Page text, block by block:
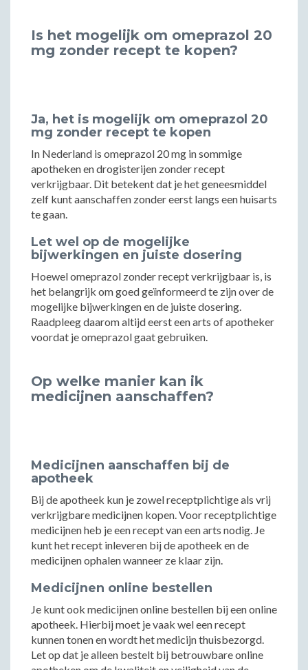
Is het mogelijk om omeprazol 20
mg zonder recept te kopen?
Ja, het is mogelijk om omeprazol 20
mg zonder recept te kopen
In Nederland is omeprazol 20 mg in sommige
apotheken en drogisterijen zonder recept
verkrijgbaar. Dit betekent dat je het geneesmiddel
zelf kunt aanschaffen zonder eerst langs een huisarts
te gaan.
Let wel op de mogelijke
bijwerkingen en juiste dosering
Hoewel omeprazol zonder recept verkrijgbaar is, is
het belangrijk om goed geïnformeerd te zijn over de
mogelijke bijwerkingen en de juiste dosering.
Raadpleeg daarom altijd eerst een arts of apotheker
voordat je omeprazol gaat gebruiken.
Op welke manier kan ik
medicijnen aanschaffen?
Medicijnen aanschaffen bij de
apotheek
Bij de apotheek kun je zowel receptplichtige als vrij
verkrijgbare medicijnen kopen. Voor receptplichtige
medicijnen heb je een recept van een arts nodig. Je
kunt het recept inleveren bij de apotheek en de
medicijnen ophalen wanneer ze klaar zijn.
Medicijnen online bestellen
Je kunt ook medicijnen online bestellen bij een online
apotheek. Hierbij moet je vaak wel een recept
kunnen tonen en wordt het medicijn thuisbezorgd.
Let op dat je alleen bestelt bij betrouwbare online